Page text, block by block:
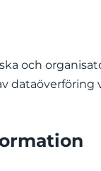
och